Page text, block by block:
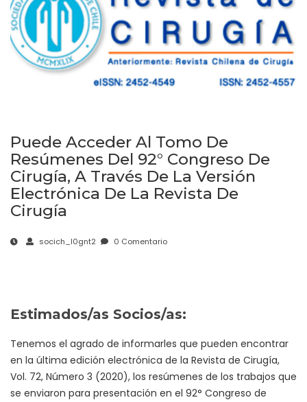
Puede Acceder Al Tomo De
Resúmenes Del 92° Congreso De
Cirugía, A Través De La Versión
Electrónica De La Revista De
Cirugía
socich_l0gnt2 0 Comentario
Estimados/as Socios/as:
Tenemos el agrado de informarles que pueden encontrar
en la última edición electrónica de la Revista de Cirugía,
Vol. 72, Número 3 (2020), los resúmenes de los trabajos que
se enviaron para presentación en el 92° Congreso de